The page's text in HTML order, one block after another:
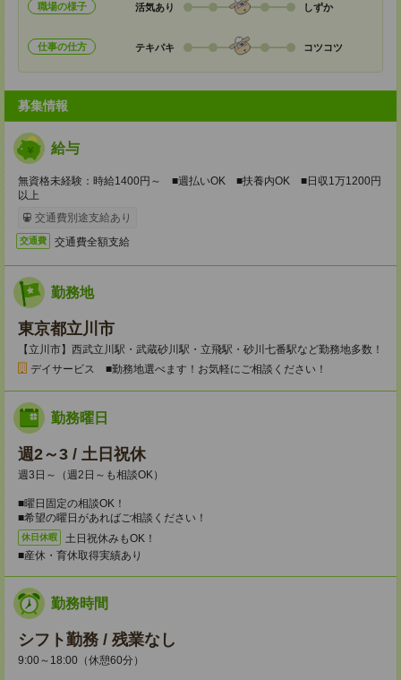
職場の様子 活気あり しずか
仕事の仕方 テキパキ コツコツ
募集情報
給与
無資格未経験：時給1400円～ ■週払いOK ■扶養内OK ■日収1万1200円
以上
交通費別途支給あり
交通費 交通費全額支給
勤務地
東京都立川市
【立川市】西武立川駅・武蔵砂川駅・立飛駅・砂川七番駅など勤務地多数！
デイサービス ■勤務地選べます！お気軽にご相談ください！
勤務曜日
週2～3 / 土日祝休
週3日～（週2日～も相談OK）
■曜日固定の相談OK！
■希望の曜日があればご相談ください！
休日休暇
土日祝休みもOK！
■産休・育休取得実績あり
勤務時間
シフト勤務 / 残業なし
9:00～18:00（休憩60分）